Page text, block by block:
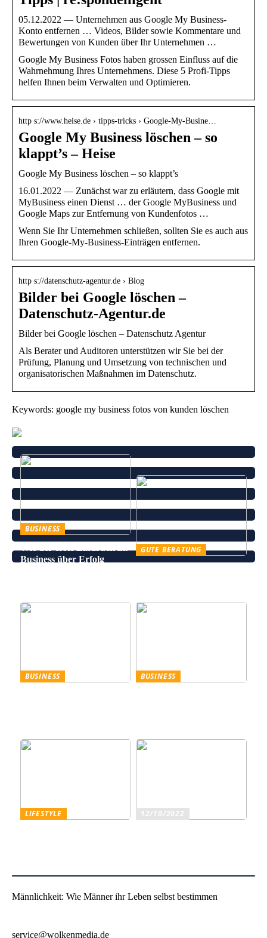
05.12.2022 — Unternehmen aus Google My Business-
Konto entfernen … Videos, Bilder sowie Kommentare und
Bewertungen von Kunden über Ihr Unternehmen …
Google My Business Fotos haben grossen Einfluss auf die
Wahrnehmung Ihres Unternehmens. Diese 5 Profi-Tipps
helfen Ihnen beim Verwalten und Optimieren.
http s://www.heise.de › tipps-tricks › Google-My-Busine…
Google My Business löschen – so
klappt’s – Heise
Google My Business löschen – so klappt’s
16.01.2022 — Zunächst war zu erläutern, dass Google mit
MyBusiness einen Dienst … der Google MyBusiness und
Google Maps zur Entfernung von Kundenfotos …
Wenn Sie Ihr Unternehmen schließen, sollten Sie es auch aus
Ihren Google-My-Business-Einträgen entfernen.
http s://datenschutz-agentur.de › Blog
Bilder bei Google löschen –
Datenschutz-Agentur.de
Bilder bei Google löschen – Datenschutz Agentur
Als Berater und Auditoren unterstützen wir Sie bei der
Prüfung, Planung und Umsetzung von technischen und
organisatorischen Maßnahmen im Datenschutz.
Keywords: google my business fotos von kunden löschen
BUSINESS
Business über Erfolg
GUTE BERATUNG
BUSINESS
BUSINESS
LIFESTYLE
12/10/2022
Männlichkeit: Wie Männer ihr Leben selbst bestimmen
service@wolkenmedia.de